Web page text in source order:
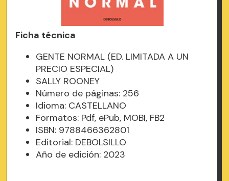
Ficha técnica
GENTE NORMAL (ED. LIMITADA A UN
PRECIO ESPECIAL)
SALLY ROONEY
Número de páginas: 256
Idioma: CASTELLANO
Formatos: Pdf, ePub, MOBI, FB2
ISBN: 9788466362801
Editorial: DEBOLSILLO
Año de edición: 2023